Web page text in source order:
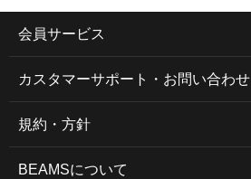
会員サービス
カスタマーサポート・お問い合わせ
規約・方針
BEAMSについて